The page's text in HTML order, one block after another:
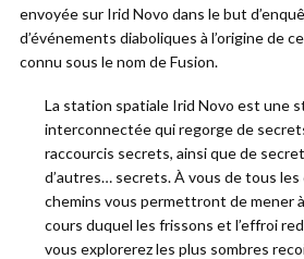
envoyée sur Irid Novo dans le but
d’événements diaboliques à l’origine de
connu sous le nom de Fusion.
La station spatiale Irid Novo est une
interconnectée qui regorge de
raccourcis secrets, ainsi que de
d’autres… secrets. À vous de tous les
chemins vous permettront de mener
cours duquel les frissons et l’effroi
vous explorerez les plus sombres